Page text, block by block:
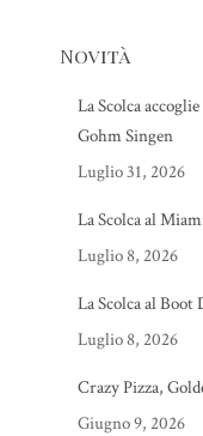
Novità
La Scolca
Gohm Singen
Luglio 31, 2026
La Scolca al
Luglio 8, 2026
La Scolca al Boot
Luglio 8, 2026
Crazy Pizza,
Giugno 9, 2026